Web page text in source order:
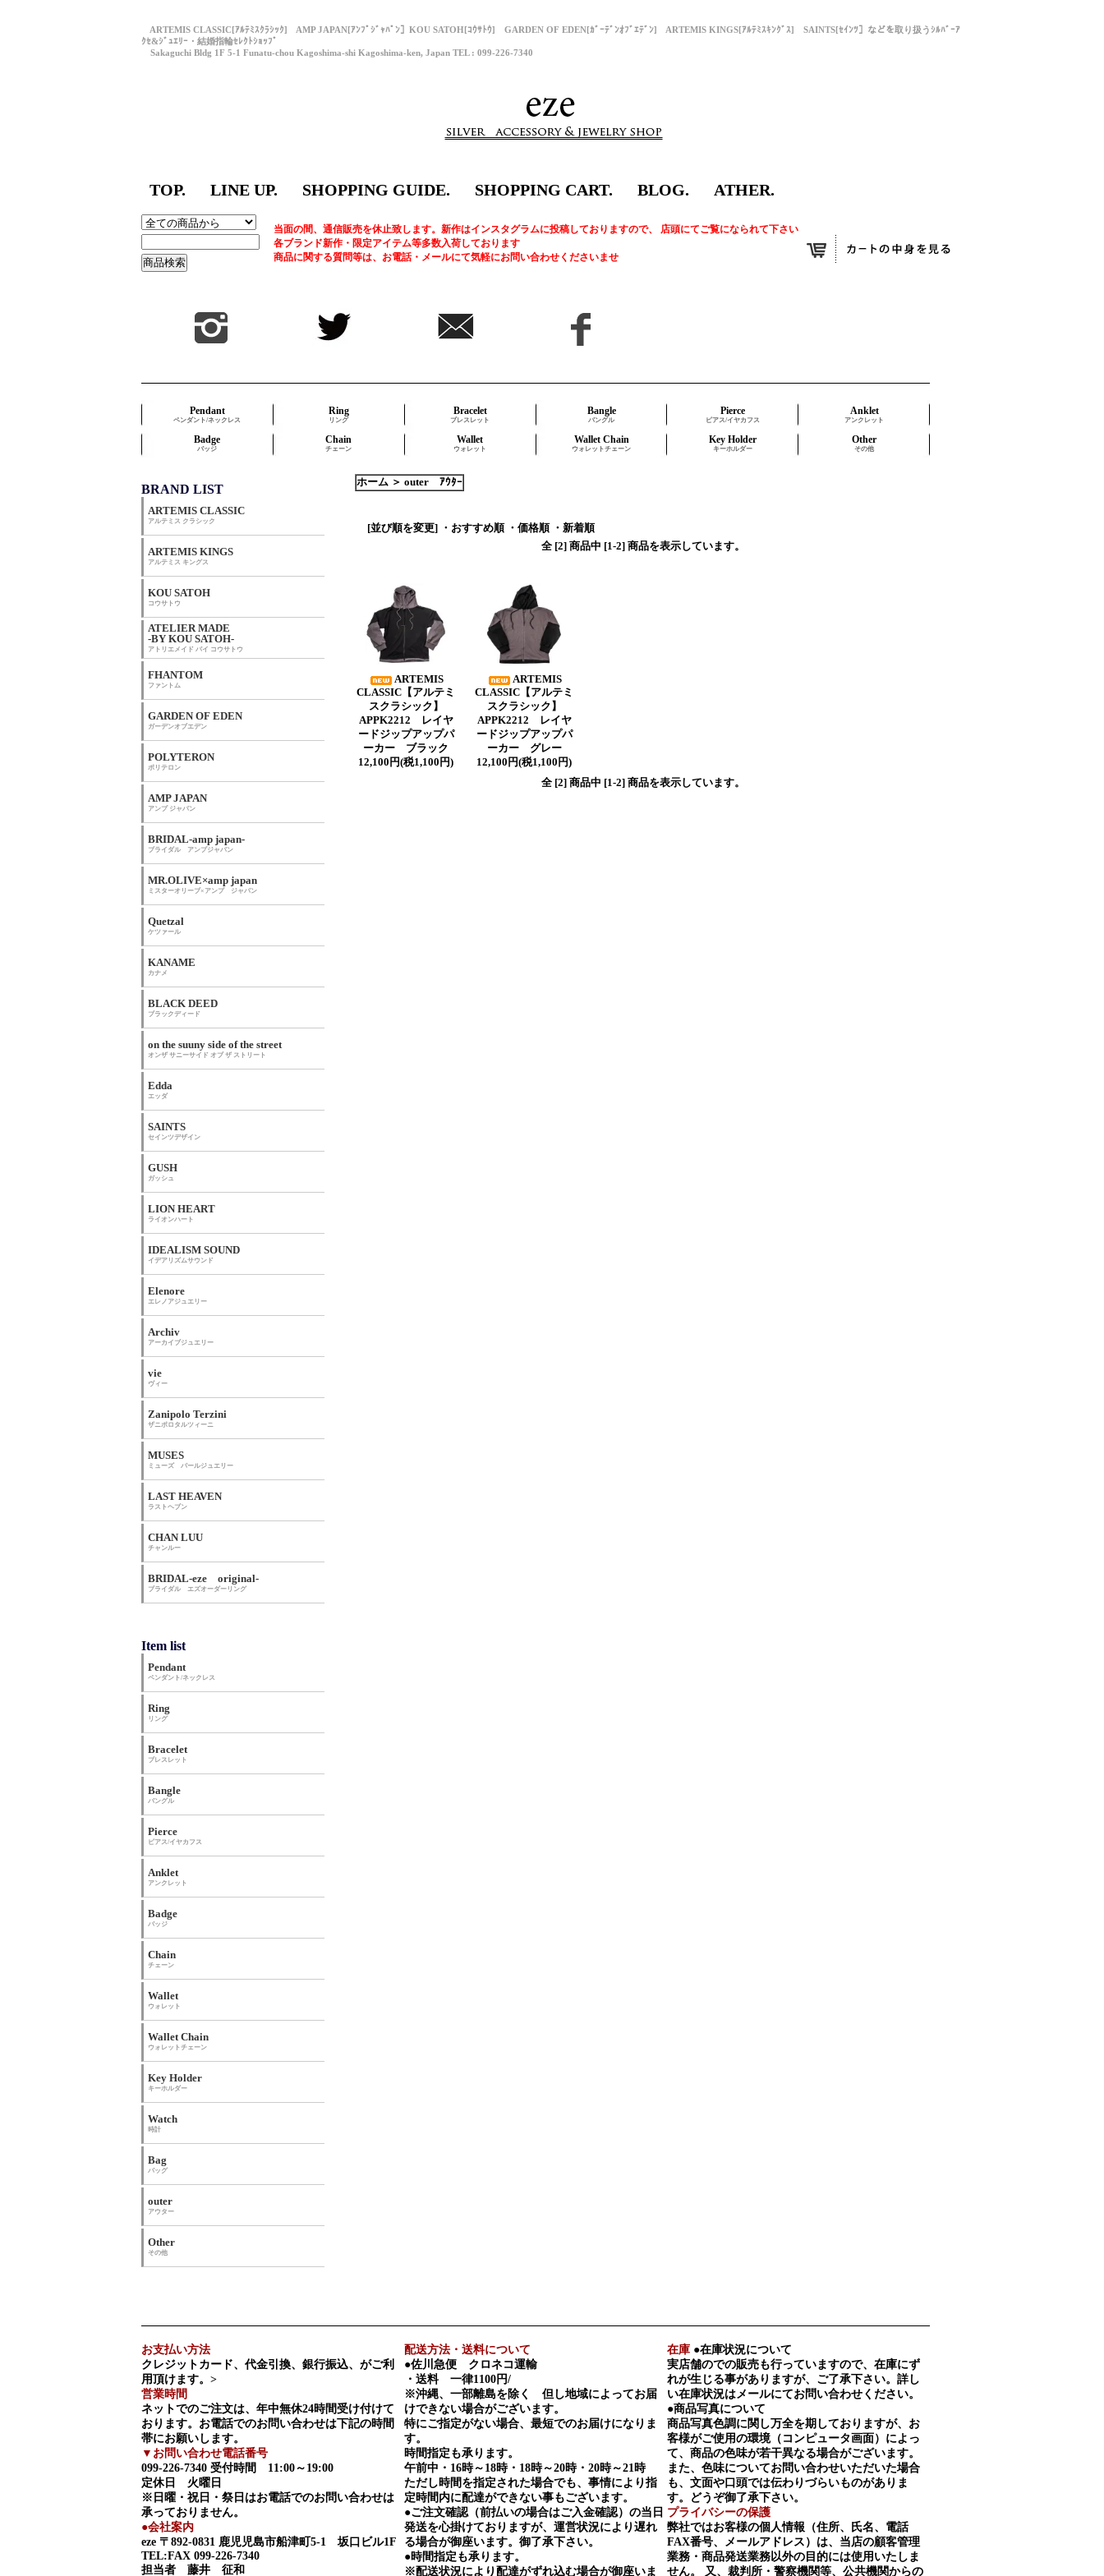
ARTEMIS CLASSIC[ｱﾙﾃﾐｽｸﾗｼｯｸ] AMP JAPAN[ｱﾝﾌﾟｼﾞｬﾊﾟﾝ］KOU SATOH[ｺｳｻﾄｳ] GARDEN OF EDEN[ｶﾞｰﾃﾞﾝｵﾌﾞｴﾃﾞﾝ] ARTEMIS KINGS[ｱﾙﾃﾐｽｷﾝｸﾞｽ] SAINTS[ｾｲﾝﾂ］などを取り扱うｼﾙﾊﾞｰｱ
ｸｾ&ｼﾞｭｴﾘｰ・結婚指輪ｾﾚｸﾄｼｮｯﾌﾟ
Sakaguchi Bldg 1F 5-1 Funatu-chou Kagoshima-shi Kagoshima-ken, Japan TEL : 099-226-7340
TOP. LINE UP. SHOPPING GUIDE. SHOPPING CART. BLOG. ATHER.
当面の間、通信販売を休止致します。新作はインスタグラムに投稿しておりますので、 店頭にてご覧になられて下さい
各ブランド新作・限定アイテム等多数入荷しております
商品に関する質問等は、お電話・メールにて気軽にお問い合わせくださいませ
Pendant
ペンダント/ネックレス
Ring
リング
Bracelet
ブレスレット
Bangle
バングル
Pierce
ピアス/イヤカフス
Anklet
アンクレット
Badge
バッジ
Chain
チェーン
Wallet
ウォレット
Wallet Chain
ウォレットチェーン
Key Holder
キーホルダー
Other
その他
ホーム ＞ outer ｱｳﾀｰ
[並び順を変更] ・おすすめ順 ・価格順 ・新着順
全 [2] 商品中 [1-2] 商品を表示しています。
ARTEMIS
CLASSIC【アルテミ
スクラシック】
APPK2212 レイヤ
ードジップアップパ
ーカー ブラック
12,100円(税1,100円)
ARTEMIS
CLASSIC【アルテミ
スクラシック】
APPK2212 レイヤ
ードジップアップパ
ーカー グレー
12,100円(税1,100円)
全 [2] 商品中 [1-2] 商品を表示しています。
BRAND LIST
ARTEMIS CLASSIC
アルテミス クラシック
ARTEMIS KINGS
アルテミス キングス
KOU SATOH
コウサトウ
ATELIER MADE
-BY KOU SATOH-
アトリエメイド バイ コウサトウ
FHANTOM
ファントム
GARDEN OF EDEN
ガーデンオブエデン
POLYTERON
ポリテロン
AMP JAPAN
アンプ ジャパン
BRIDAL-amp japan-
ブライダル アンプジャパン
MR.OLIVE×amp japan
ミスターオリーブ×アンプ ジャパン
Quetzal
ケツァール
KANAME
カナメ
BLACK DEED
ブラックディード
on the suuny side of the street
オンザ サニーサイド オブ ザ ストリート
Edda
エッダ
SAINTS
セインツデザイン
GUSH
ガッシュ
LION HEART
ライオンハート
IDEALISM SOUND
イデアリズムサウンド
Elenore
エレノアジュエリー
Archiv
アーカイブジュエリー
vie
ヴィー
Zanipolo Terzini
ザニポロタルツィーニ
MUSES
ミューズ パールジュエリー
LAST HEAVEN
ラストヘブン
CHAN LUU
チャンルー
BRIDAL-eze original-
ブライダル エズオーダーリング
Item list
Pendant
ペンダント/ネックレス
Ring
リング
Bracelet
ブレスレット
Bangle
バングル
Pierce
ピアス/イヤカフス
Anklet
アンクレット
Badge
バッジ
Chain
チェーン
Wallet
ウォレット
Wallet Chain
ウォレットチェーン
Key Holder
キーホルダー
Watch
時計
Bag
バッグ
outer
アウター
Other
その他
お支払い方法
クレジットカード、代金引換、銀行振込、がご利
用頂けます。>
営業時間
ネットでのご注文は、年中無休24時間受け付けて
おります。お電話でのお問い合わせは下記の時間
帯にお願いします。
▼お問い合わせ電話番号
099-226-7340 受付時間 11:00～19:00
定休日 火曜日
※日曜・祝日・祭日はお電話でのお問い合わせは
承っておりません。
●会社案内
eze 〒892-0831 鹿児児島市船津町5-1 坂口ビル1F
TEL:FAX 099-226-7340
担当者 藤井 征和
配送方法・送料について
●佐川急便 クロネコ運輸
・送料 一律1100円/
※沖縄、一部離島を除く 但し地域によってお届
けできない場合がございます。
特にご指定がない場合、最短でのお届けになりま
す。
時間指定も承ります。
午前中・16時～18時・18時～20時・20時～21時
ただし時間を指定された場合でも、事情により指
定時間内に配達ができない事もございます。
●ご注文確認（前払いの場合はご入金確認）の当日
発送を心掛けておりますが、運営状況により遅れ
る場合が御座います。御了承下さい。
●時間指定も承ります。
※配送状況により配達がずれ込む場合が御座いま
在庫 ●在庫状況について
実店舗のでの販売も行っていますので、在庫にず
れが生じる事がありますが、ご了承下さい。詳し
い在庫状況はメールにてお問い合わせください。
●商品写真について
商品写真色調に関し万全を期しておりますが、お
客様がご使用の環境（コンピュータ画面）によっ
て、商品の色味が若干異なる場合がございます。
また、色味についてお問い合わせいただいた場合
も、文面や口頭では伝わりづらいものがありま
す。どうぞ御了承下さい。
プライバシーの保護
弊社ではお客様の個人情報（住所、氏名、電話
FAX番号、メールアドレス）は、当店の顧客管理
業務・商品発送業務以外の目的には使用いたしま
せん。 又、裁判所・警察機関等、公共機関からの